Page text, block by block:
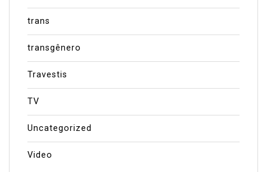
trans
transgênero
Travestis
TV
Uncategorized
Video